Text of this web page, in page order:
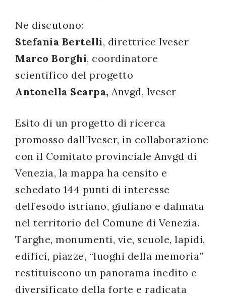
Ne discutono:
Stefania Bertelli, direttrice Iveser
Marco Borghi, coordinatore
scientifico del progetto
Antonella Scarpa, Anvgd, Iveser
Esito di un progetto di ricerca
promosso dall’Iveser, in collaborazione
con il Comitato provinciale Anvgd di
Venezia, la mappa ha censito e
schedato 144 punti di interesse
dell’esodo istriano, giuliano e dalmata
nel territorio del Comune di Venezia.
Targhe, monumenti, vie, scuole, lapidi,
edifici, piazze, “luoghi della memoria”
restituiscono un panorama inedito e
diversificato della forte e radicata